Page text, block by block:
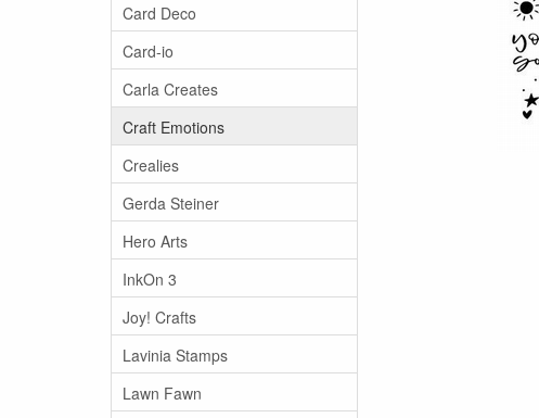
Card Deco
Card-io
Carla Creates
Craft Emotions
Crealies
Gerda Steiner
Hero Arts
InkOn 3
Joy! Crafts
Lavinia Stamps
Lawn Fawn